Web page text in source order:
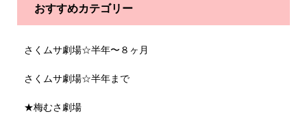
おすすめカテゴリー
さくムサ劇場☆半年〜８ヶ月
さくムサ劇場☆半年まで
★梅むさ劇場